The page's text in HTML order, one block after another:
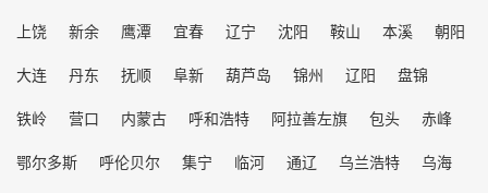
上饶
新余 鹰潭 宜春 辽宁 沈阳 鞍山 本溪
朝阳
大连
丹东 抚顺 阜新 葫芦岛 锦州 辽阳
盘锦
铁岭
营口 内蒙古 呼和浩特 阿拉善左旗 包头
赤峰
鄂尔多斯
呼伦贝尔 集宁 临河 通辽 乌兰浩特
乌海